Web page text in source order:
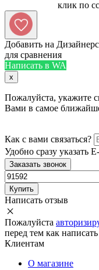
Добавить на
для сравнения
Написать в WA
x
Пожалуйста, укажите
Вами в самое
Как с вами связаться?
Удобно сразу указать
Заказать звонок
Купить
Написать отзыв
Пожалуйста
перед тем как
Клиентам
О магазине